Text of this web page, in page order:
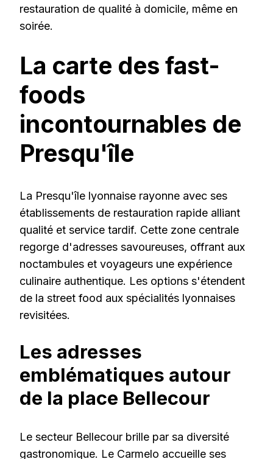
restauration de qualité à domicile, même en
soirée.
La carte des fast-
foods
incontournables de
Presqu'île
La Presqu'île lyonnaise rayonne avec ses
établissements de restauration rapide alliant
qualité et service tardif. Cette zone centrale
regorge d'adresses savoureuses, offrant aux
noctambules et voyageurs une expérience
culinaire authentique. Les options s'étendent
de la street food aux spécialités lyonnaises
revisitées.
Les adresses
emblématiques autour
de la place Bellecour
Le secteur Bellecour brille par sa diversité
gastronomique. Le Carmelo accueille ses